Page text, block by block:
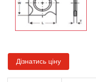
Дізнатись ціну